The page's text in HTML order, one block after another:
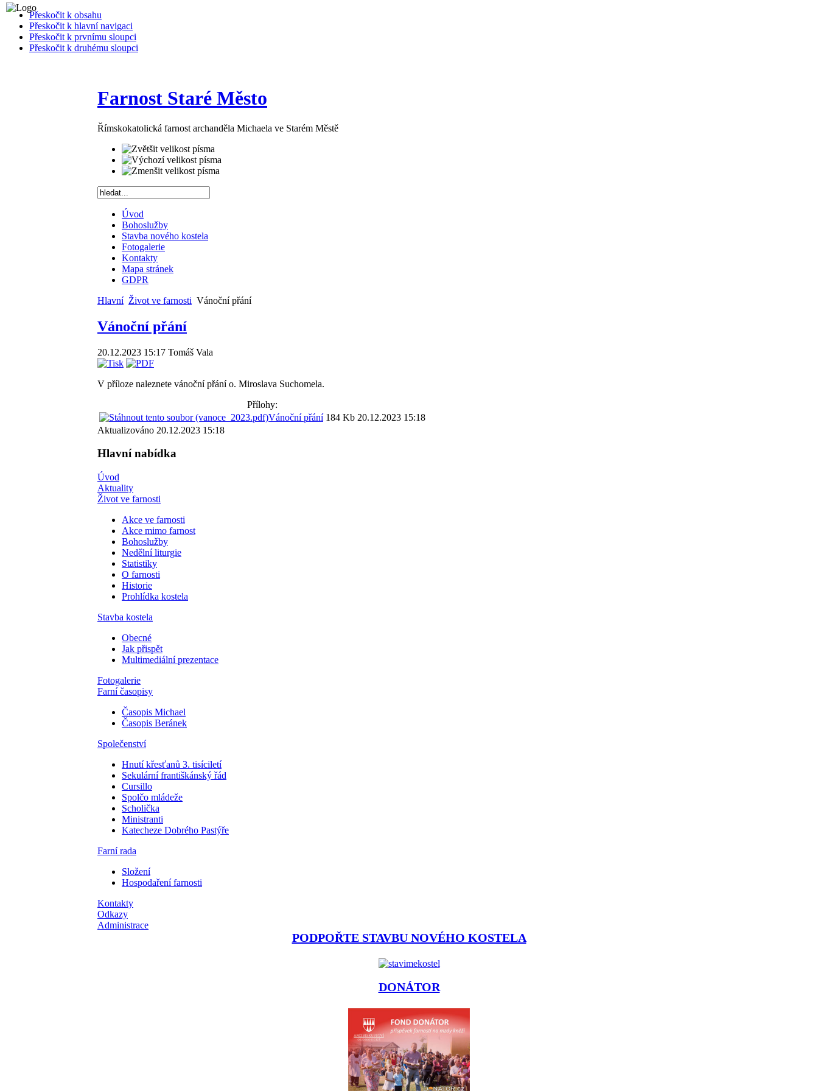
Přeskočit k obsahu
Přeskočit k hlavní navigaci
Přeskočit k prvnímu sloupci
Přeskočit k druhému sloupci
Farnost Staré Město
Římskokatolická farnost archanděla Michaela ve Starém Městě
Úvod
Bohoslužby
Stavba nového kostela
Fotogalerie
Kontakty
Mapa stránek
GDPR
Hlavní Život ve farnosti Vánoční přání
Vánoční přání
20.12.2023 15:17 Tomáš Vala
V příloze naleznete vánoční přání o. Miroslava Suchomela.
Přílohy:
Vánoční přání 184 Kb 20.12.2023 15:18
Aktualizováno 20.12.2023 15:18
Hlavní nabídka
Úvod
Aktuality
Život ve farnosti
Akce ve farnosti
Akce mimo farnost
Bohoslužby
Nedělní liturgie
Statistiky
O farnosti
Historie
Prohlídka kostela
Stavba kostela
Obecné
Jak přispět
Multimediální prezentace
Fotogalerie
Farní časopisy
Časopis Michael
Časopis Beránek
Společenství
Hnutí křesťanů 3. tisíciletí
Sekulární františkánský řád
Cursillo
Spolčo mládeže
Scholička
Ministranti
Katecheze Dobrého Pastýře
Farní rada
Složení
Hospodaření farnosti
Kontakty
Odkazy
Administrace
PODPOŘTE STAVBU NOVÉHO KOSTELA
DONÁTOR